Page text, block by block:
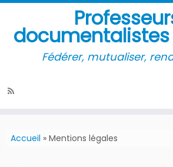
Fédérer, mutualiser,
Accueil » Mentions légales